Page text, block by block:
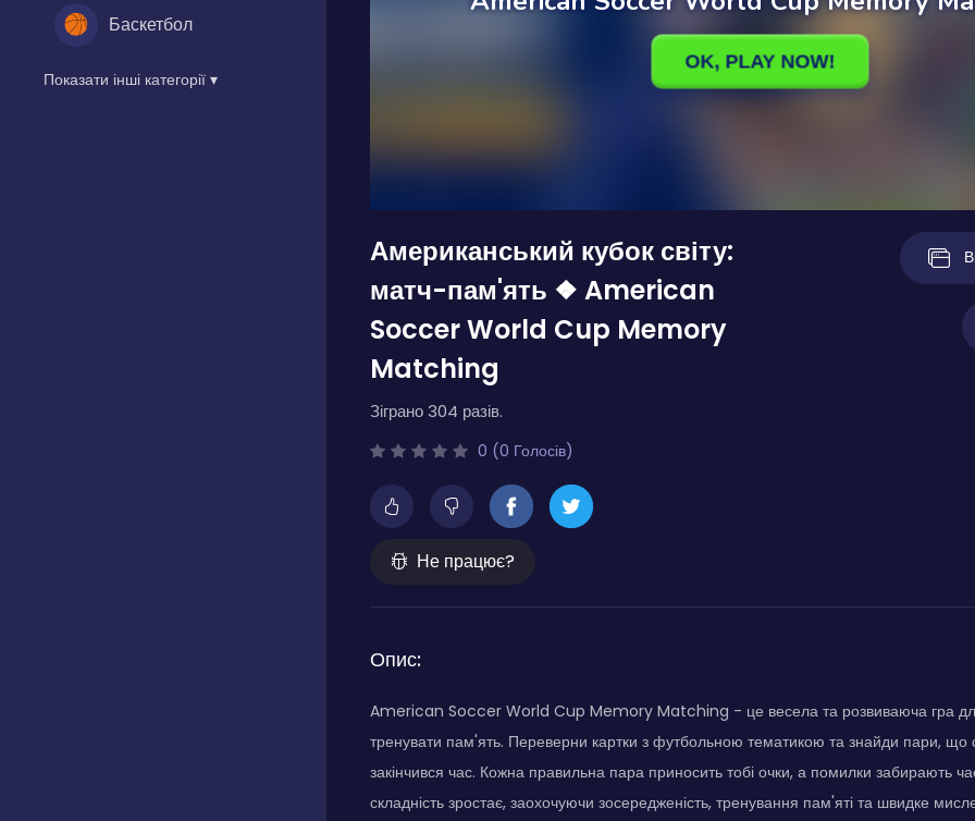
Баскетбол
Показати інші категорії ▾
Американський кубок світу:
матч-пам'ять ❖ American
Soccer World Cup Memory
Matching
Зіграно 304 разів.
0 (0 Голосів)
Не працює?
Опис:
American Soccer World Cup Memory Matching - це весела та розвиваюча гра для
тренувати пам'ять. Переверни картки з футбольною тематикою та знайди пари, що
закінчився час. Кожна правильна пара приносить тобі очки, а помилки забирають
складність зростає, заохочуючи зосередженість, тренування пам'яті та швидке